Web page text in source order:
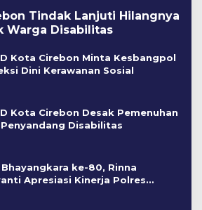
Tindak Lanjuti Hilangnya
Warga Disabilitas
Kota Cirebon Minta Kesbangpol
Dini Kerawanan Sosial
Kota Cirebon Desak Pemenuhan
Penyandang Disabilitas
Bhayangkara ke-80, Rinna
Apresiasi Kinerja Polres